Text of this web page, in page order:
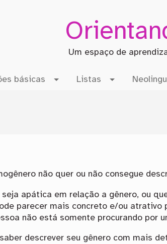
Um espaço de
básicas Listas
não quer ou não consegue
apática em relação a gênero, ou
parecer mais concreto e/ou atrativo
não está somente procurando por
descrever seu gênero com mais